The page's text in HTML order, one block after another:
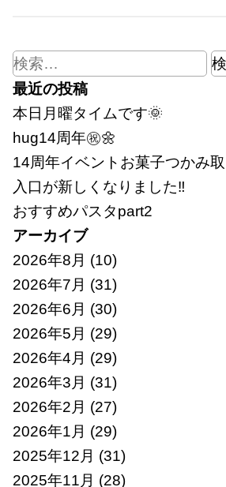
検
索:
最近の投稿
本日月曜タイムです🌞
hug14周年㊗🌼
14周年イベントお菓子つかみ
入口が新しくなりました‼
おすすめパスタpart2
アーカイブ
2026年8月 (10)
2026年7月 (31)
2026年6月 (30)
2026年5月 (29)
2026年4月 (29)
2026年3月 (31)
2026年2月 (27)
2026年1月 (29)
2025年12月 (31)
2025年11月 (28)